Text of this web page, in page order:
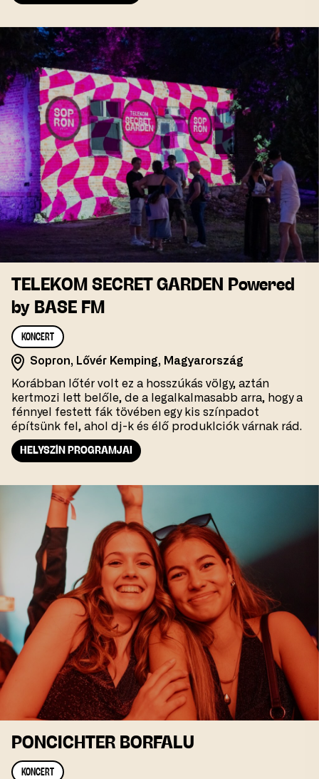
TELEKOM SECRET GARDEN Powered
by BASE FM
KONCERT
Sopron, Lővér Kemping, Magyarország
Korábban lőtér volt ez a hosszúkás völgy, aztán
kertmozi lett belőle, de a legalkalmasabb arra, hogy a
fénnyel festett fák tövében egy kis színpadot
építsünk fel, ahol dj-k és élő produklciók várnak rád.
HELYSZÍN PROGRAMJAI
PONCICHTER BORFALU
KONCERT